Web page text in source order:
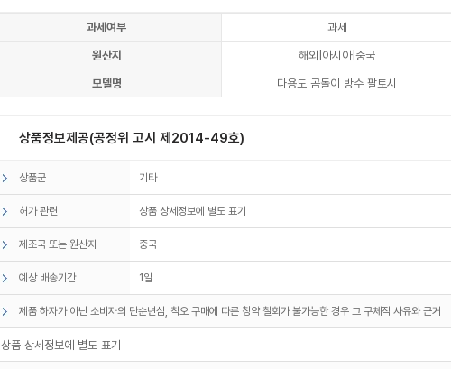
과세여부 과세
원산지
해외|아시아|중국
모델명
다용도 곰돌이 방수 팔토시
상품정보제공(공정위 고시 제2014-49호)
상품군 기타
허가 관련 상품 상세정보에 별도 표기
제조국 또는 원산지 중국
예상 배송기간 1일
제품 하자가 아닌 소비자의 단순변심, 착오 구매에 따른 청약 철회가 불가능한 경우 그 구체적 사유와 근거
상품 상세정보에 별도 표기